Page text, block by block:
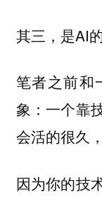
其三，是AI
笔者之前和
象： 一个靠
会活的很久
因为你的技